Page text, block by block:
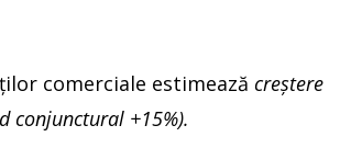
comerciale estimează creştere
conjunctural +15%).